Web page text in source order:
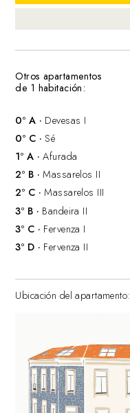
Otros apartamentos
de 1 habitación:
0º A · Devesas I
0º C ·Sé
1º A ·Afurada
2º B ·Massarelos II
2º C ·Massarelos III
3º B · Bandeira II
3º C · Fervenza I
3º D · Fervenza II
Ubicación del apartamento: